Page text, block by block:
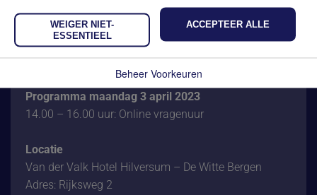
13.30 – 15.30 uur: Deel 1 middagprogramma
15.30 – 15.45 uur: Pauze
15.45 – 17.00 uur: Deel 2 middagprogramma
Programma maandag 3 april 2023
14.00 – 16.00 uur: Online vragenuur
Locatie
Van der Valk Hotel Hilversum – De Witte Bergen
Adres: Rijksweg 2
WEIGER NIET-
ESSENTIEEL
ACCEPTEER ALLE
Beheer Voorkeuren